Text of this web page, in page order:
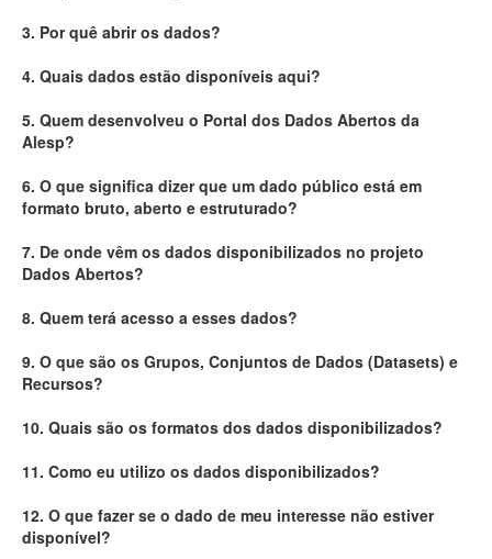
Administração
Legislação
Perguntas frequentes
Contato
3. Por quê abrir os dados?
4. Quais dados estão disponíveis aqui?
5. Quem desenvolveu o Portal dos Dados Abertos da
Alesp?
6. O que significa dizer que um dado público está em
formato bruto, aberto e estruturado?
7. De onde vêm os dados disponibilizados no projeto
Dados Abertos?
8. Quem terá acesso a esses dados?
9. O que são os Grupos, Conjuntos de Dados (Datasets) e
Recursos?
10. Quais são os formatos dos dados disponibilizados?
11. Como eu utilizo os dados disponibilizados?
12. O que fazer se o dado de meu interesse não estiver
disponível?